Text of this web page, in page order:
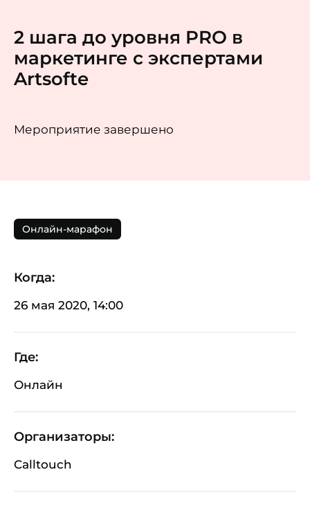
2 шага до уровня PRO в
маркетинге с экспертами
Artsofte
Мероприятие завершено
Онлайн-марафон
Когда:
26 мая 2020, 14:00
Где:
Онлайн
Организаторы:
Calltouch